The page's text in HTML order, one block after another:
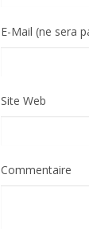
E-Mail (ne sera
Site Web
Commentaire